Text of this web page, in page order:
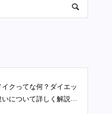
イクってな何？ダイエッ
いについて詳しく解説し